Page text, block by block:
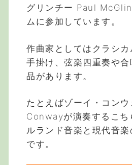
グリンチー Paul
ムに参加しています。
作曲家としてはクラシカ
手掛け、弦楽四重奏や
品があります。
たとえばゾーイ・コン
Conwayが演奏するこち
ルランド音楽と現代音
です。